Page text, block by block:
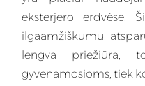
eksterjero erdvėse.
ilgaamžiškumu,
lengva priežiūra,
gyvenamosioms, tiek